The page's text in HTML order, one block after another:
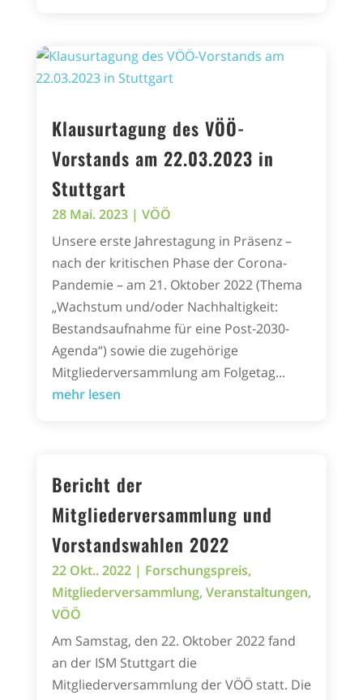
Klausurtagung des VÖÖ-
Vorstands am 22.03.2023 in
Stuttgart
28 Mai. 2023| VÖÖ
Unsere erste Jahrestagung in Präsenz –
nach der kritischen Phase der Corona-
Pandemie – am 21. Oktober 2022 (Thema
„Wachstum und/oder Nachhaltigkeit:
Bestandsaufnahme für eine Post-2030-
Agenda“) sowie die zugehörige
Mitgliederversammlung am Folgetag...
mehr lesen
Bericht der
Mitgliederversammlung und
Vorstandswahlen 2022
22 Okt.. 2022| Forschungspreis,
Mitgliederversammlung, Veranstaltungen,
VÖÖ
Am Samstag, den 22. Oktober 2022 fand
an der ISM Stuttgart die
Mitgliederversammlung der VÖÖ statt. Die